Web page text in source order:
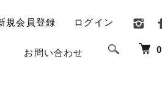
0
お問い合わせ
規会員登録 ログイン